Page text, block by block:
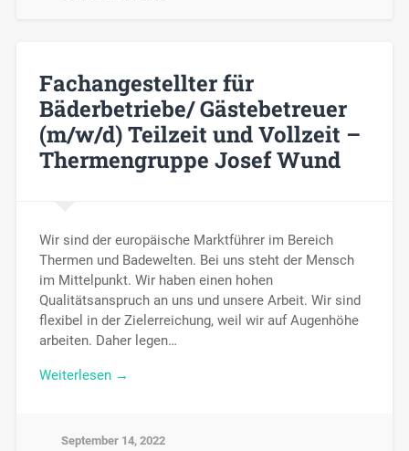
Fachangestellter für
Bäderbetriebe/ Gästebetreuer
(m/w/d) Teilzeit und Vollzeit –
Thermengruppe Josef Wund
Wir sind der europäische Marktführer im Bereich
Thermen und Badewelten. Bei uns steht der Mensch
im Mittelpunkt. Wir haben einen hohen
Qualitätsanspruch an uns und unsere Arbeit. Wir sind
flexibel in der Zielerreichung, weil wir auf Augenhöhe
arbeiten. Daher legen…
Weiterlesen →
September 14, 2022